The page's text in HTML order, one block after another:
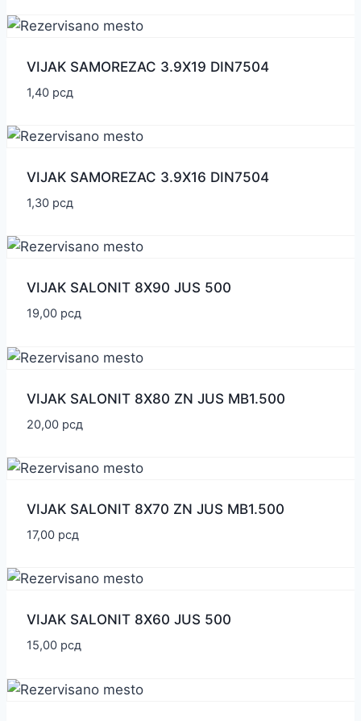
VIJAK SAMOREZAC 3.9X19 DIN7504
1,40 рсд
VIJAK SAMOREZAC 3.9X16 DIN7504
1,30 рсд
VIJAK SALONIT 8X90 JUS 500
19,00 рсд
VIJAK SALONIT 8X80 ZN JUS MB1.500
20,00 рсд
VIJAK SALONIT 8X70 ZN JUS MB1.500
17,00 рсд
VIJAK SALONIT 8X60 JUS 500
15,00 рсд